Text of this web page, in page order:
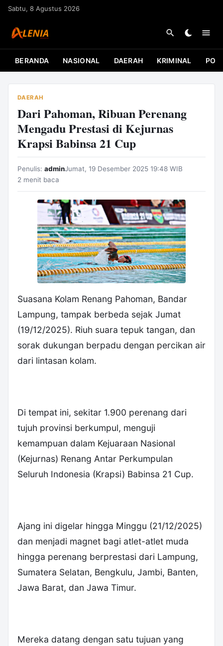
u
Sabtu, 8 Agustus 2026
BERANDA NASIONAL DAERAH KRIMINAL
DAERAH
Dari Pahoman, Ribuan Perenang
Mengadu Prestasi di Kejurnas
Krapsi Babinsa 21 Cup
Penulis: adminJumat, 19 Desember 2025 19:48 WIB
2 menit baca
Suasana Kolam Renang Pahoman, Bandar
Lampung, tampak berbeda sejak Jumat
(19/12/2025). Riuh suara tepuk tangan, dan
sorak dukungan berpadu dengan percikan air
dari lintasan kolam.
Di tempat ini, sekitar 1.900 perenang dari
tujuh provinsi berkumpul, menguji
kemampuan dalam Kejuaraan Nasional
(Kejurnas) Renang Antar Perkumpulan
Seluruh Indonesia (Krapsi) Babinsa 21 Cup.
Ajang ini digelar hingga Minggu (21/12/2025)
dan menjadi magnet bagi atlet-atlet muda
hingga perenang berprestasi dari Lampung,
Sumatera Selatan, Bengkulu, Jambi, Banten,
Jawa Barat, dan Jawa Timur.
Mereka datang dengan satu tujuan yang